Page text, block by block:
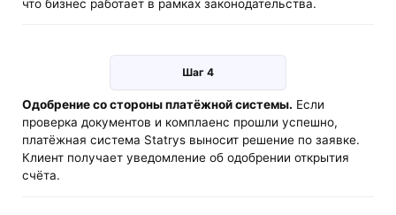
что бизнес работает в рамках законодательства.
Шаг 4
Одобрение со стороны платёжной системы. Если
проверка документов и комплаенс прошли успешно,
платёжная система Statrys выносит решение по заявке.
Клиент получает уведомление об одобрении открытия
счёта.